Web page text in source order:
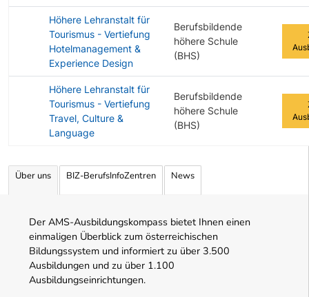
Höhere Lehranstalt für
Tourismus - Vertiefung
Hotelmanagement &
Experience Design
Berufsbildende
höhere Schule
(BHS)
Höhere Lehranstalt für
Tourismus - Vertiefung
Travel, Culture &
Language
Berufsbildende
höhere Schule
(BHS)
Über uns BIZ-BerufsInfoZentren News
Der AMS-Ausbildungskompass bietet Ihnen einen
einmaligen Überblick zum österreichischen
Bildungssystem und informiert zu über 3.500
Ausbildungen und zu über 1.100
Ausbildungseinrichtungen.